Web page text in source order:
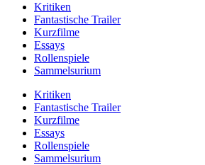
Kritiken
Fantastische Trailer
Kurzfilme
Essays
Rollenspiele
Sammelsurium
Kritiken
Fantastische Trailer
Kurzfilme
Essays
Rollenspiele
Sammelsurium